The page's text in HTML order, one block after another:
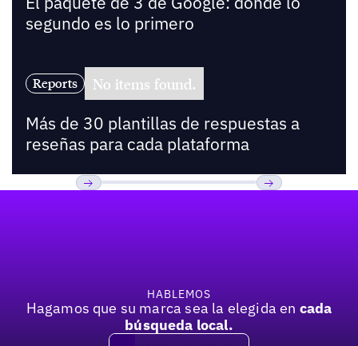
segundo es lo primero
Reports No items found.
Más de 30 plantillas de respuestas a
reseñas para cada plataforma
HABLEMOS
Hagamos que su marca sea la elegida en cada
búsqueda local.